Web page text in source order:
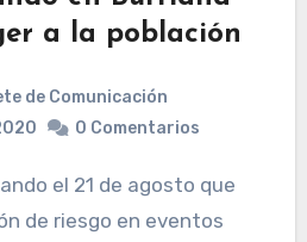
a la población
de Comunicación
0 Comentarios
de riesgo en eventos